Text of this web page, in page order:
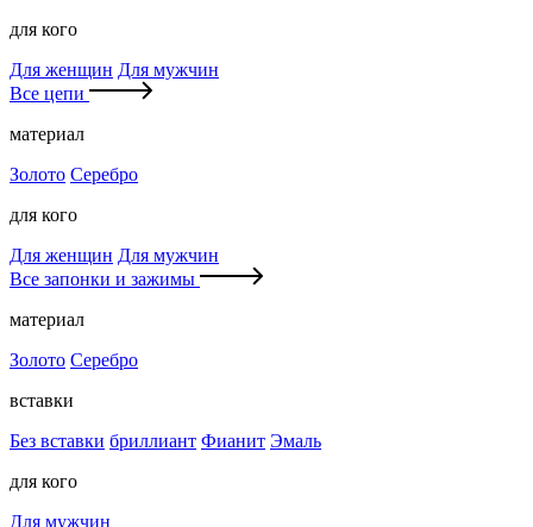
для кого
Для женщин Для мужчин
Все цепи
материал
Золото Серебро
для кого
Для женщин Для мужчин
Все запонки и зажимы
материал
Золото Серебро
вставки
Без вставки бриллиант Фианит Эмаль
для кого
Для мужчин